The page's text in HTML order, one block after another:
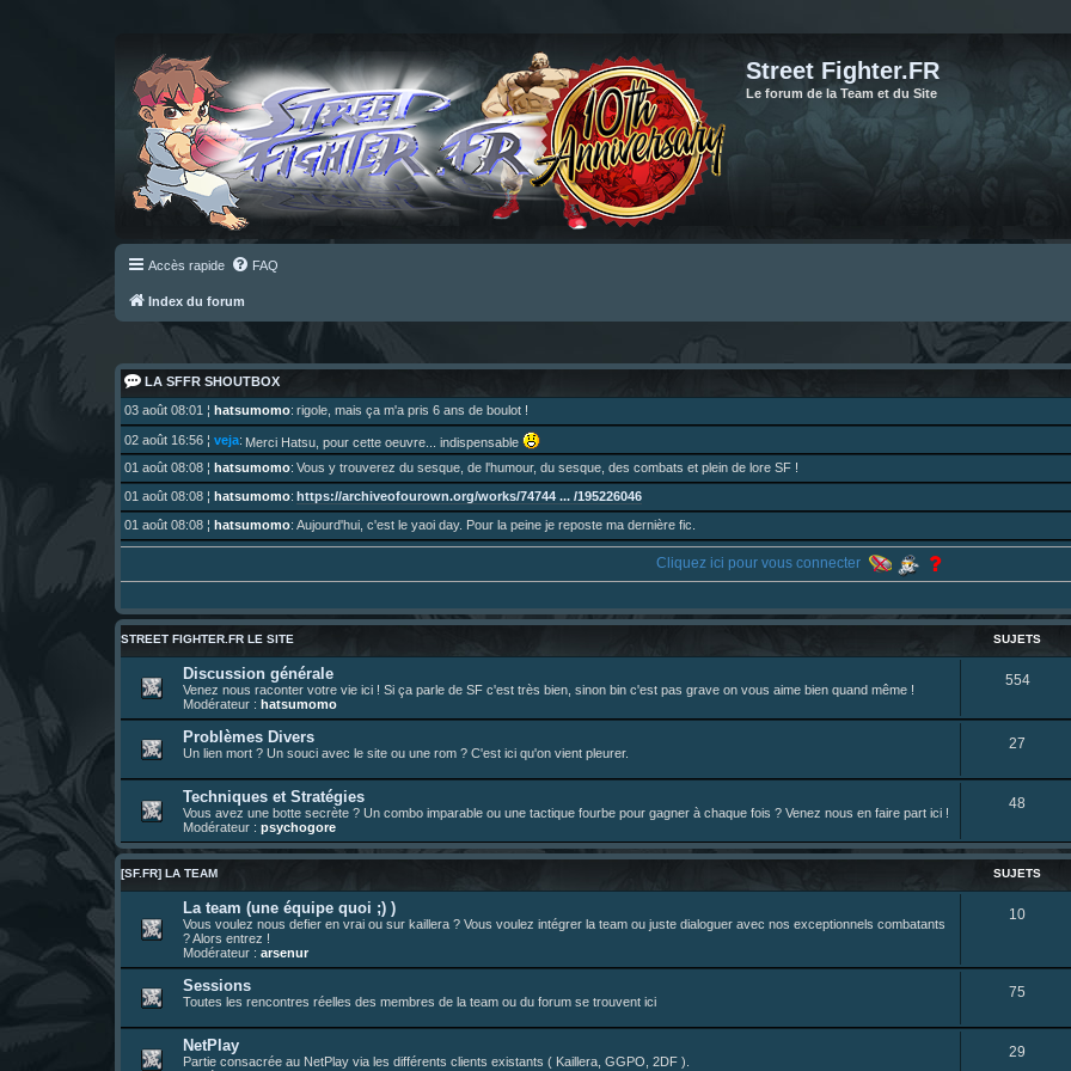
Street Fighter.FR
Le forum de la Team et du Site
Accès rapide FAQ
Index du forum
LA SFFR SHOUTBOX
03 août 08:01 ¦ hatsumomo: rigole, mais ça m'a pris 6 ans de boulot !
02 août 16:56 ¦ veja: Merci Hatsu, pour cette oeuvre... indispensable
01 août 08:08 ¦ hatsumomo: Vous y trouverez du sesque, de l'humour, du sesque, des combats et plein de lore SF !
01 août 08:08 ¦ hatsumomo: https://archiveofourown.org/works/74744 ... /195226046
01 août 08:08 ¦ hatsumomo: Aujourd'hui, c'est le yaoi day. Pour la peine je reposte ma dernière fic.
26 juil. 22:09¦hatsumomo:bio de Alex en ligne les gens !
13 juil. 09:53¦hatsumomo:bonjour les amis, je viens de poster ma 1e review de figurine !
23 juin 10:36¦indy:une très chouette SFFR shoutbox !
23 juin 07:30¦hatsumomo: nouvelle trad caniculaire les amis !
23 juin 07:26¦hatsumomo:shoutbox réinitialisée
22 juin 12:27¦indy:Yo !
22 juin 08:49¦veja:Yo
Cliquez ici pour vous connecter
STREET FIGHTER.FR LE SITE SUJETS
Discussion générale
Venez nous raconter votre vie ici ! Si ça parle de SF c'est très bien, sinon bin c'est pas grave on vous aime bien quand même !
Modérateur : hatsumomo
554S
Problèmes Divers
Un lien mort ? Un souci avec le site ou une rom ? C'est ici qu'on vient pleurer.
27
t
Techniques et Stratégies
Vous avez une botte secrète ? Un combo imparable ou une tactique fourbe pour gagner à chaque fois ? Venez nous en faire part ici !
Modérateur : psychogore
48
j
e
[SF.FR] LA TEAM SUJETS
La team (une équipe quoi ;) )
Vous voulez nous defier en vrai ou sur kaillera ? Vous voulez intégrer la team ou juste dialoguer avec nos exceptionnels combatants
? Alors entrez !
Modérateur : arsenur
10S
Sessions
Toutes les rencontres réelles des membres de la team ou du forum se trouvent ici
75
NetPlay
Partie consacrée au NetPlay via les différents clients existants ( Kaillera, GGPO, 2DF ).
29